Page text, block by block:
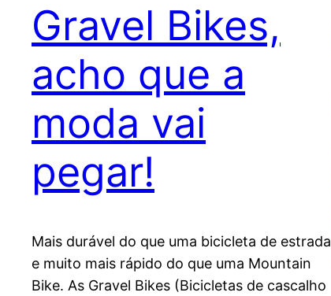
Gravel Bikes,
acho que a
moda vai
pegar!
Mais durável do que uma bicicleta de estrada
e muito mais rápido do que uma Mountain
Bike. As Gravel Bikes (Bicicletas de cascalho